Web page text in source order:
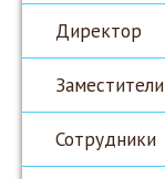
Директор
Заместители
Сотрудники